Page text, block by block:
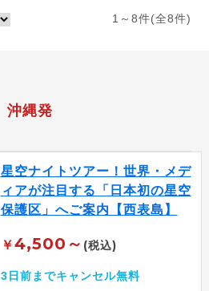
1～8件(全8件)
沖縄発
星空ナイトツアー！世界・メデ
ィアが注目する「日本初の星空
保護区」へご案内【西表島】
￥4,500～ (税込)
3日前までキャンセル無料